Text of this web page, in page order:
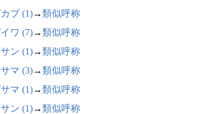
ブ (1)→類似呼称
ワ (7)→類似呼称
ン (1)→類似呼称
マ (3)→類似呼称
マ (1)→類似呼称
ン (1)→類似呼称